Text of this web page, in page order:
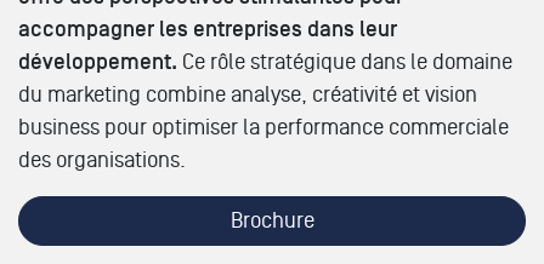
accompagner les entreprises dans leur
développement. Ce rôle stratégique dans le domaine
du marketing combine analyse, créativité et vision
business pour optimiser la performance commerciale
des organisations.
Brochure